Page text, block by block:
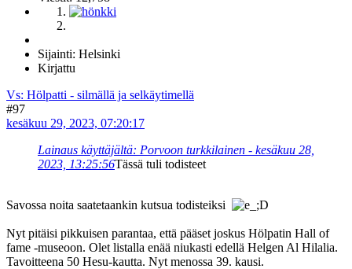
Sijainti: Helsinki
Kirjattu
Vs: Hölpatti - silmällä ja selkäytimellä
#97
kesäkuu 29, 2023, 07:20:17
Lainaus käyttäjältä: Porvoon turkkilainen - kesäkuu 28,
2023, 13:25:56Tässä tuli todisteet
Savossa noita saatetaankin kutsua todisteiksi
Nyt pitäisi pikkuisen parantaa, että pääset joskus Hölpatin Hall of
fame -museoon. Olet listalla enää niukasti edellä Helgen Al Hilalia.
Tavoitteena 50 Hesu-kautta. Nyt menossa 39. kausi.